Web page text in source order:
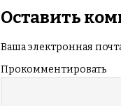
Оставить
Ваша электронная
Прокомментировать